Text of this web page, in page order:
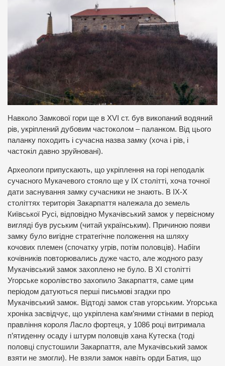
Навколо Замкової гори ще в XVI ст. був викопаний водяний
рів, укріплений дубовим частоколом – паланком. Від цього
паланку походить і сучасна назва замку (хоча і рів, і
частокіл давно зруйновані).
Археологи припускають, що укріплення на горі неподалік
сучасного Мукачевого стояло ще у ІХ столітті, хоча точної
дати заснування замку сучасники не знають. В ІХ-Х
століттях територія Закарпаття належала до земель
Київської Русі, відповідно Мукачівський замок у первісному
вигляді був руським (читай українським). Причиною появи
замку було вигідне стратегічне положення на шляху
кочових племен (спочатку угрів, потім половців). Набіги
кочівників повторювались дуже часто, але жодного разу
Мукачівський замок захоплено не було. В ХІ столітті
Угорське королівство захопило Закарпаття, саме цим
періодом датуються перші письмові згадки про
Мукачівський замок. Відтоді замок став угорським. Угорська
хроніка засвідчує, що укріплена кам’яними стінами в період
правління короля Ласло фортеця, у 1086 році витримала
п’ятиденну осаду і штурм половців хана Кутеска (тоді
половці спустошили Закарпаття, але Мукачівський замок
взяти не змогли). Не взяли замок навіть орди Батия, що